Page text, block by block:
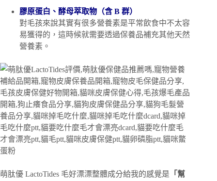
膠原蛋白、酵母萃取物（含 B 群）
對毛孩來說其實有很多營養素是平常飲食中不太容
易獲得的，這時候就需要透過保養品補充其他天然
營養素。
萌肽優 LactoTides 毛好漂漂整體成分給我的感覺是 「幫